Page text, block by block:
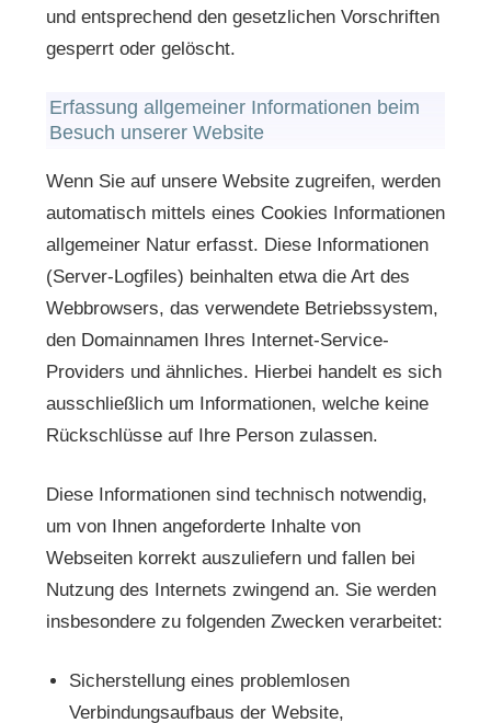
und entsprechend den gesetzlichen Vorschriften
gesperrt oder gelöscht.
Erfassung allgemeiner Informationen beim
Besuch unserer Website
Wenn Sie auf unsere Website zugreifen, werden
automatisch mittels eines Cookies Informationen
allgemeiner Natur erfasst. Diese Informationen
(Server-Logfiles) beinhalten etwa die Art des
Webbrowsers, das verwendete Betriebssystem,
den Domainnamen Ihres Internet-Service-
Providers und ähnliches. Hierbei handelt es sich
ausschließlich um Informationen, welche keine
Rückschlüsse auf Ihre Person zulassen.
Diese Informationen sind technisch notwendig,
um von Ihnen angeforderte Inhalte von
Webseiten korrekt auszuliefern und fallen bei
Nutzung des Internets zwingend an. Sie werden
insbesondere zu folgenden Zwecken verarbeitet:
Sicherstellung eines problemlosen
Verbindungsaufbaus der Website,